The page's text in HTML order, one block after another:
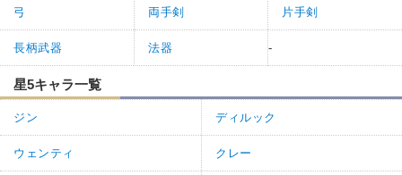
弓 両手剣 片手剣
長柄武器 法器 -
星5キャラ一覧
ジン ディルック
ウェンティ クレー